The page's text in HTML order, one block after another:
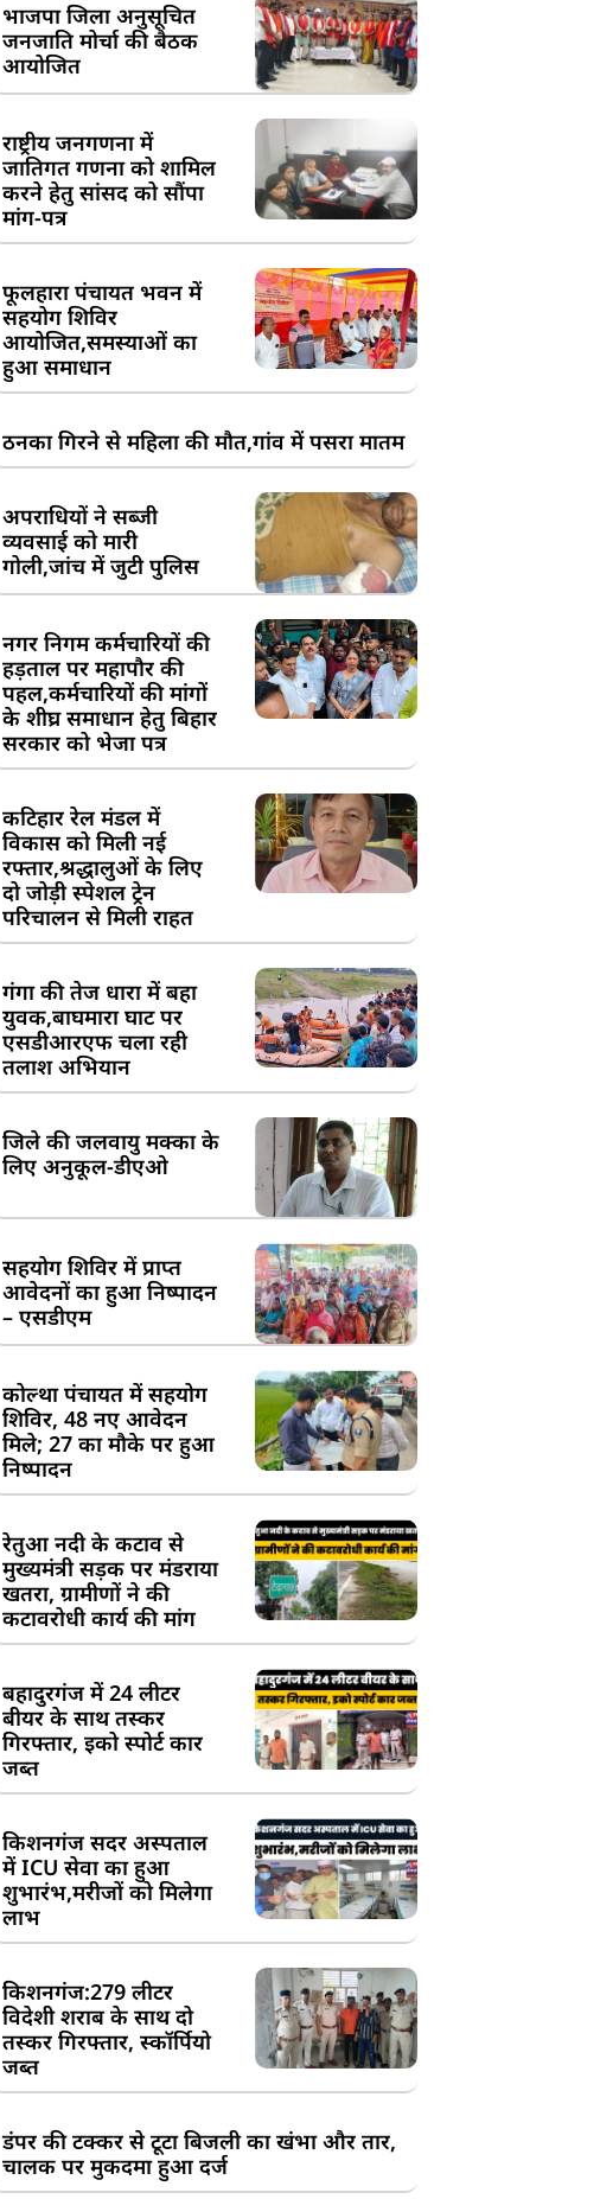
भाजपा जिला अनुसूचित
जनजाति मोर्चा की बैठक
आयोजित
राष्ट्रीय जनगणना में
जातिगत गणना को शामिल
करने हेतु सांसद को सौंपा
मांग-पत्र
फूलहारा पंचायत भवन में
सहयोग शिविर
आयोजित,समस्याओं का
हुआ समाधान
ठनका गिरने से महिला की मौत,गांव में पसरा मातम
अपराधियों ने सब्जी
व्यवसाई को मारी
गोली,जांच में जुटी पुलिस
नगर निगम कर्मचारियों की
हड़ताल पर महापौर की
पहल,कर्मचारियों की मांगों
के शीघ्र समाधान हेतु बिहार
सरकार को भेजा पत्र
कटिहार रेल मंडल में
विकास को मिली नई
रफ्तार,श्रद्धालुओं के लिए
दो जोड़ी स्पेशल ट्रेन
परिचालन से मिली राहत
गंगा की तेज धारा में बहा
युवक,बाघमारा घाट पर
एसडीआरएफ चला रही
तलाश अभियान
जिले की जलवायु मक्का के
लिए अनुकूल-डीएओ
सहयोग शिविर में प्राप्त
आवेदनों का हुआ निष्पादन
– एसडीएम
कोल्था पंचायत में सहयोग
शिविर, 48 नए आवेदन
मिले; 27 का मौके पर हुआ
निष्पादन
रेतुआ नदी के कटाव से
मुख्यमंत्री सड़क पर मंडराया
खतरा, ग्रामीणों ने की
कटावरोधी कार्य की मांग
बहादुरगंज में 24 लीटर
बीयर के साथ तस्कर
गिरफ्तार, इको स्पोर्ट कार
जब्त
किशनगंज सदर अस्पताल
में ICU सेवा का हुआ
शुभारंभ,मरीजों को मिलेगा
लाभ
किशनगंज:279 लीटर
विदेशी शराब के साथ दो
तस्कर गिरफ्तार, स्कॉर्पियो
जब्त
डंपर की टक्कर से टूटा बिजली का खंभा और तार,
चालक पर मुकदमा हुआ दर्ज